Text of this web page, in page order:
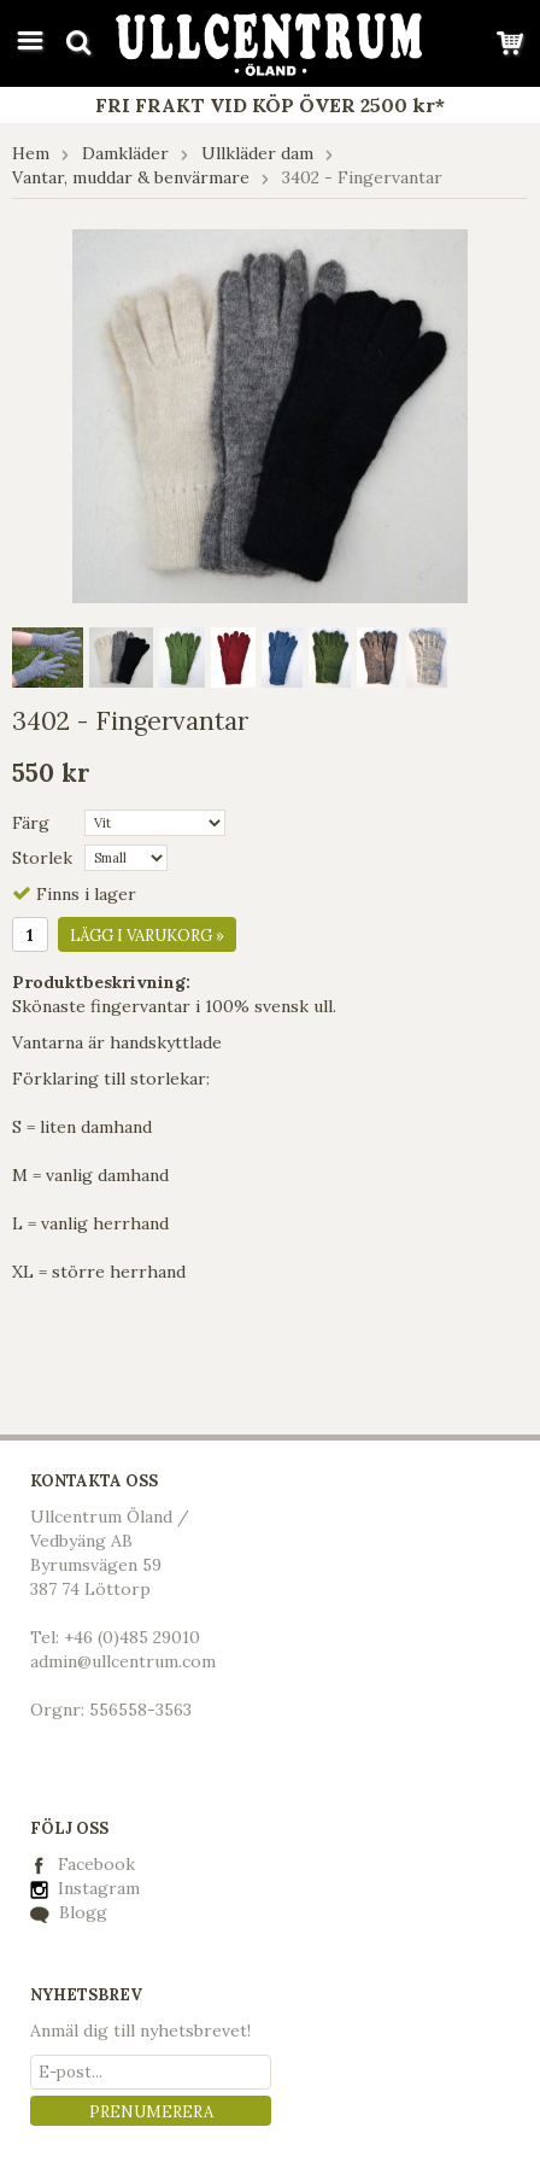
google-site-verification: google7e4b1026db5d9f32.html
FRI FRAKT VID KÖP ÖVER 2500 kr*
Hem Damkläder
Ullkläder dam
Vantar, muddar & benvärmare
3402 - Fingervantar
3402 - Fingervantar
550 kr
Färg
Storlek
Finns i lager
LÄGG I VARUKORG »
Produktbeskrivning:
Skönaste fingervantar i 100% svensk ull.
Vantarna är handskyttlade
Förklaring till storlekar:
S = liten damhand
M = vanlig damhand
L = vanlig herrhand
XL = större herrhand
KONTAKTA OSS
Ullcentrum Öland /
Vedbyäng AB
Byrumsvägen 59
387 74 Löttorp
Tel: +46 (0)485 29010
admin@ullcentrum.com
Orgnr: 556558-3563
FÖLJ OSS
Facebook
Instagram
Blogg
NYHETSBREV
Anmäl dig till nyhetsbrevet!
PRENUMERERA